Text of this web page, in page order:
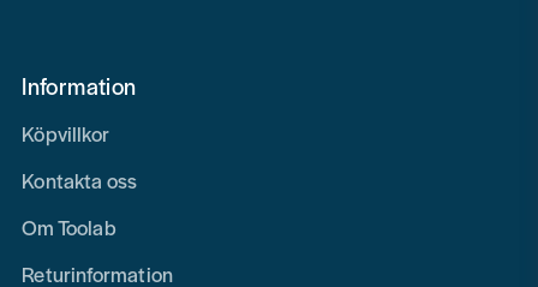
Information
Köpvillkor
Kontakta oss
Om Toolab
Returinformation